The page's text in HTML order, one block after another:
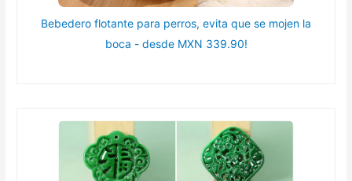
Bebedero flotante para perros, evita que se mojen la
boca - desde MXN 339.90!